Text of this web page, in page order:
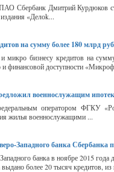
ПАО Сбербанк Дмитрий
«Делоk...
на сумму более 180 млрд
микро бизнесу кредитов на
финансовой доступности
военнослужащим
оператором ФГКУ
жилья военнослужащими ...
Западного банка Сбербанка
банка в ноябре 2015
более 20 тысяч кредитов,